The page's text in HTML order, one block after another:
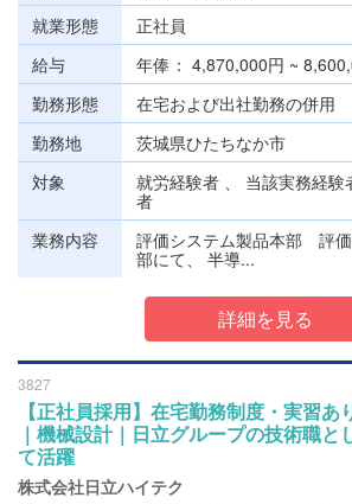
就業形態
正社員
給与
年俸
4,870,000円 ~
勤務形態
在宅および出社勤務の併用
勤務地
茨城県ひたちなか市
対象
就労経験者 、 当該実務経験
者
業務内容
評価システム製品本部 評
部にて、 半導...
詳細を見る
3827
【正社員採用】在宅勤務制度・実習あ
｜機械設計｜日立グループの技術職と
て活躍
株式会社日立ハイテク